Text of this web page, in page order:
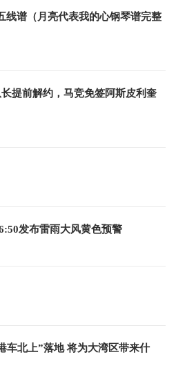
线谱（月亮代表我的心钢琴谱完整
提前解约，马竞免签阿斯皮利奎
发布雷雨大风黄色预警
车北上”落地 将为大湾区带来什